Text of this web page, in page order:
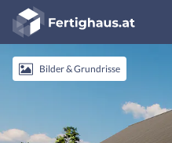
Fertighaus
Logo
AnmeldenBilder & Grundrisse